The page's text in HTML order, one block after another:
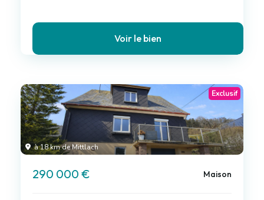
Voir le bien
à 18 km de Mittlach
Exclusif
290 000 € Maison